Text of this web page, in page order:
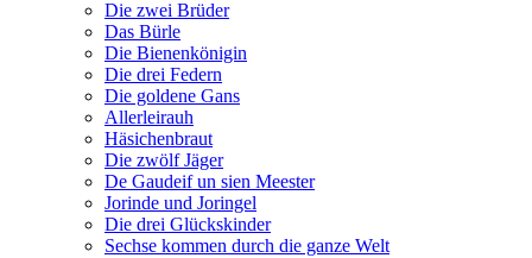
Die zwei Brüder
Das Bürle
Die Bienenkönigin
Die drei Federn
Die goldene Gans
Allerleirauh
Häsichenbraut
Die zwölf Jäger
De Gaudeif un sien Meester
Jorinde und Joringel
Die drei Glückskinder
Sechse kommen durch die ganze Welt